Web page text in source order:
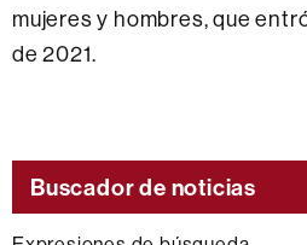
mujeres y hombres, que
de 2021.
Buscador de noticias